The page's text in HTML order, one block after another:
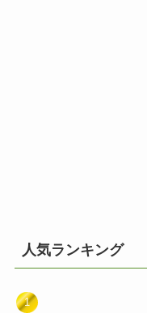
人気ランキング